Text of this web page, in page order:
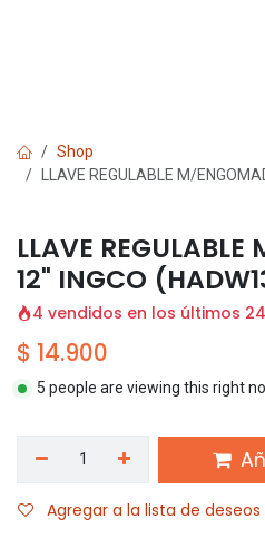
Shop
LLAVE REGULABLE M/
LLAVE
12" INGCO
4 vendidos en los últimos
$ 14.900
5 people are viewing this right
Agregar a la lista de deseos